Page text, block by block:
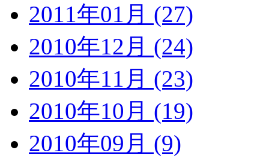
2011年01月 (27)
2010年12月 (24)
2010年11月 (23)
2010年10月 (19)
2010年09月 (9)